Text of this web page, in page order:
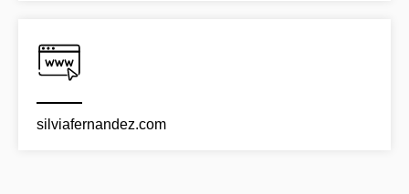
silviafernandez.com